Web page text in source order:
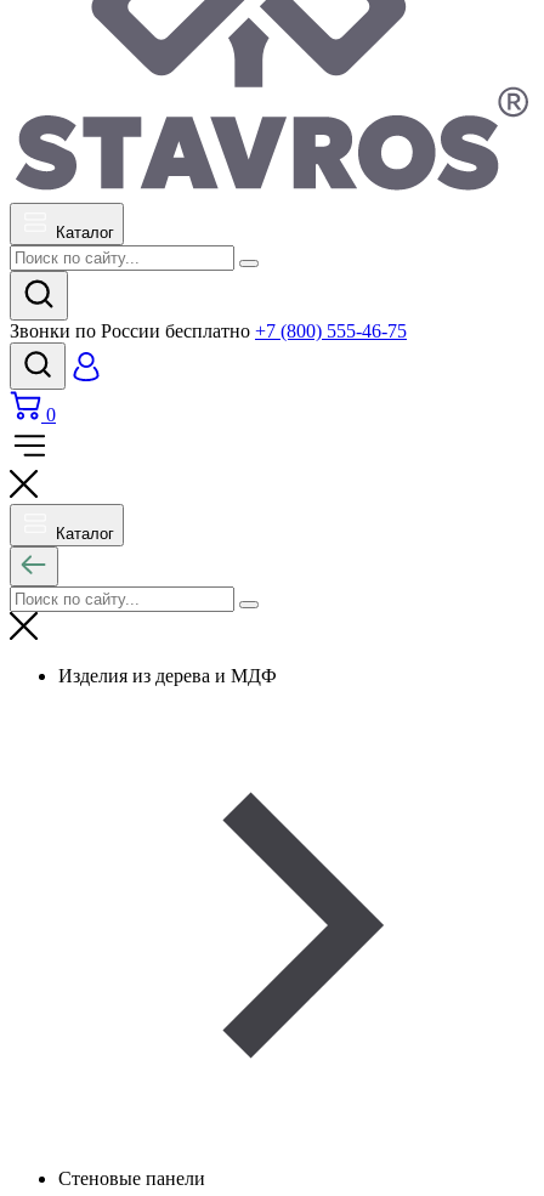
Каталог
Звонки по России бесплатно +7 (800) 555-46-75
0
Каталог
Изделия из дерева и МДФ
Стеновые панели